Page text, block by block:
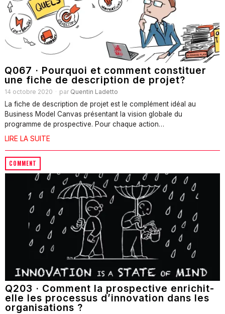
Q067 · Pourquoi et comment constituer
une fiche de description de projet?
14 octobre 2020 par Quentin Ladetto
La fiche de description de projet est le complément idéal au
Business Model Canvas présentant la vision globale du
programme de prospective. Pour chaque action…
LIRE LA SUITE
COMMENT
Q203 · Comment la prospective enrichit-
elle les processus d’innovation dans les
organisations ?